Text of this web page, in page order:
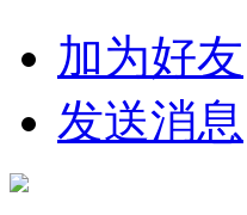
加为好友
发送消息